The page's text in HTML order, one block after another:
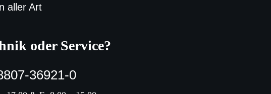
aller Art
oder Service?
36921-0